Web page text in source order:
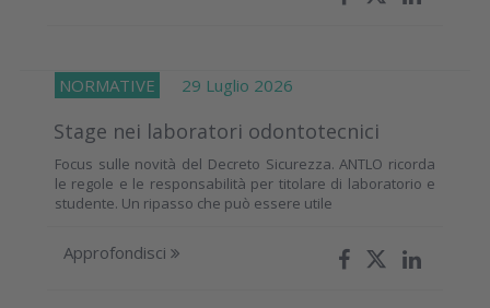
NORMATIVE 29 Luglio 2026
Stage nei laboratori odontotecnici
Focus sulle novità del Decreto Sicurezza. ANTLO ricorda
le regole e le responsabilità per titolare di laboratorio e
studente. Un ripasso che può essere utile
Approfondisci